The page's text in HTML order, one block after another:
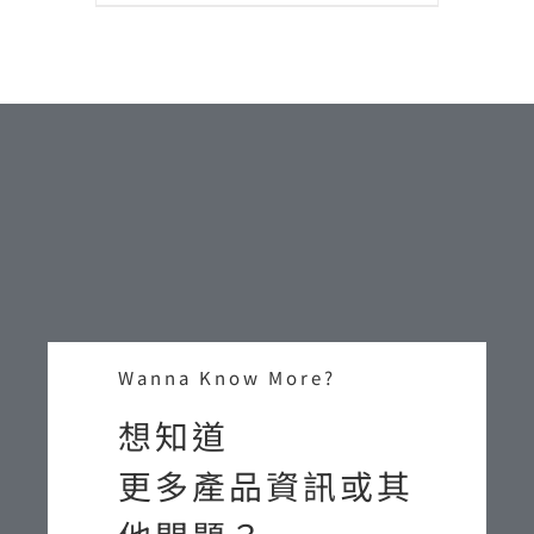
Wanna Know More?
想知道
更多產品資訊或其